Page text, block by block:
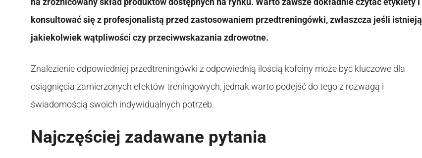
konsultować się z profesjonalistą przed zastosowaniem przedtreningówki, zwłaszcza jeśli istnieją
jakiekolwiek wątpliwości czy przeciwwskazania zdrowotne.
Znalezienie odpowiedniej przedtreningówki z odpowiednią ilością kofeiny może być kluczowe dla
osiągnięcia zamierzonych efektów treningowych, jednak warto podejść do tego z rozwagą i
świadomością swoich indywidualnych potrzeb.
Najczęściej zadawane pytania